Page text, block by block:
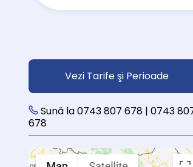
Vezi Tarife şi Perioade
Sună la 0743 807 678 | 0743
678